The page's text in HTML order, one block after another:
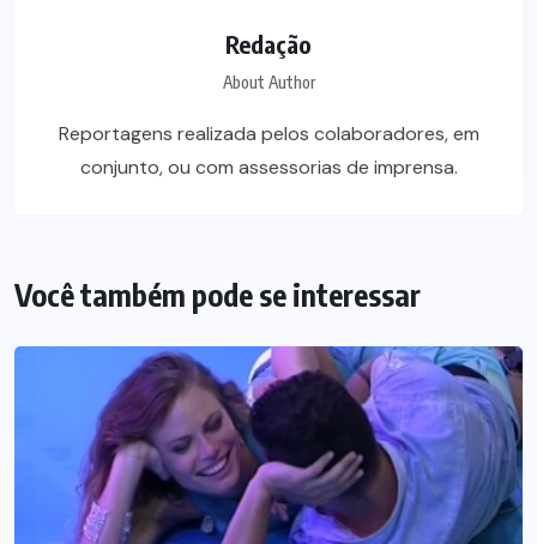
Redação
About Author
Reportagens realizada pelos colaboradores, em
conjunto, ou com assessorias de imprensa.
Você também pode se interessar